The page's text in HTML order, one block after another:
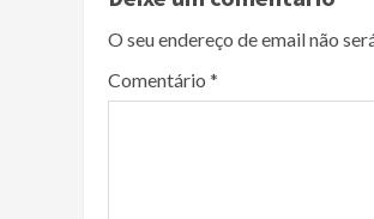
O seu endereço de email não
Comentário *